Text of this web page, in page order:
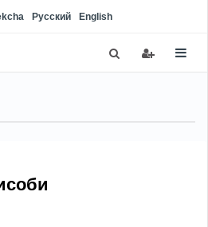
Русский English